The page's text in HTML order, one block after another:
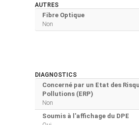
AUTRES
Fibre Optique
Non
DIAGNOSTICS
Concerné par un Etat des
Pollutions (ERP)
Non
Soumis à l'affichage du DPE